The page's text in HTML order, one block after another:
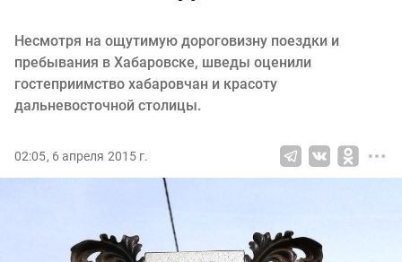
Несмотря на ощутимую дороговизну поездки и
пребывания в Хабаровске, шведы оценили
гостеприимство хабаровчан и красоту
дальневосточной столицы.
02:05, 6 апреля 2015 г.